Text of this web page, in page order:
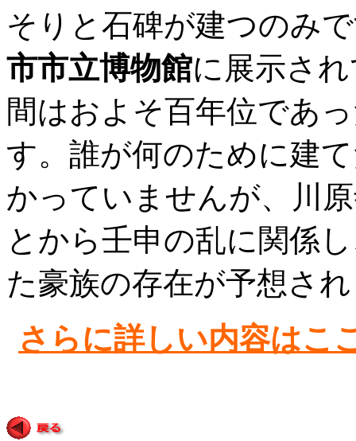
そりと石碑が建つのみ
市市立博物館に展示さ
間はおよそ百年位であ
す。誰が何のために建
かっていませんが、川
とから壬申の乱に関係
た豪族の存在が予想さ
さらに詳しい内容はこ